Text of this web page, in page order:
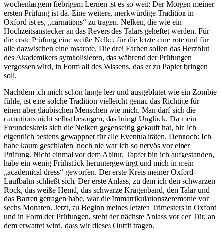
wochenlangem fiebrigem Lernen ist es so weit: Der Morgen meiner
ersten Prüfung ist da. Eine weitere, merkwürdige Tradition in
Oxford ist es, „carnations“ zu tragen. Nelken, die wie ein
Hochzeitsanstecker an das Revers des Talars geheftet werden. Für
die erste Prüfung eine weiße Nelke, für die letzte eine rote und für
alle dazwischen eine rosarote. Die drei Farben sollen das Herzblut
des Akademikers symbolisieren, das während der Prüfungen
vergossen wird, in Form all des Wissens, das er zu Papier bringen
soll.
Nachdem ich mich schon lange leer und ausgeblutet wie ein Zombie
fühle, ist eine solche Tradition vielleicht genau das Richtige für
einen abergläubischen Menschen wie mich. Man darf sich die
carnations nicht selbst besorgen, das bringt Unglück. Da mein
Freundeskreis sich die Nelken gegenseitig gekauft hat, bin ich
eigentlich bestens gewappnet für alle Eventualitäten. Dennoch: Ich
habe kaum geschlafen, noch nie war ich so nervös vor einer
Prüfung. Nicht einmal vor dem Abitur. Tapfer bin ich aufgestanden,
habe ein wenig Frühstück heruntergewürgt und mich in mein
„academical dress“ geworfen. Der erste Kreis meiner Oxford-
Laufbahn schließt sich. Der erste Anlass, zu dem ich den schwarzen
Rock, das weiße Hemd, das schwarze Kragenband, den Talar und
das Barrett getragen habe, war die Immatrikulationszeremonie vor
sechs Monaten. Jetzt, zu Beginn meines letzten Trimesters in Oxford
und in Form der Prüfungen, steht der nächste Anlass vor der Tür, an
dem erwartet wird, dass wir dieses Outfit tragen.